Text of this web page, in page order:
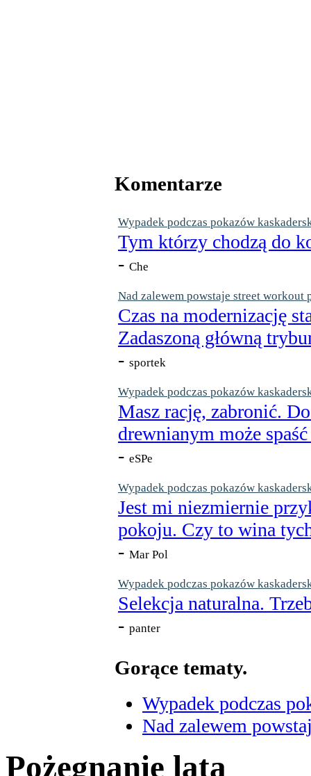
Komentarze
Wypadek podczas pokazów
Tym którzy chodzą do
- Che
Nad zalewem powstaje street workout
Czas na modernizację
Zadaszoną główną
- sportek
Wypadek podczas pokazów
Masz rację, zabronić.
drewnianym może
- eSPe
Wypadek podczas pokazów
Jest mi niezmiernie
pokoju. Czy to wina
- Mar Pol
Wypadek podczas pokazów
Selekcja naturalna.
- panter
Gorące tematy.
Wypadek podczas
Nad zalewem
Pożegnanie lata